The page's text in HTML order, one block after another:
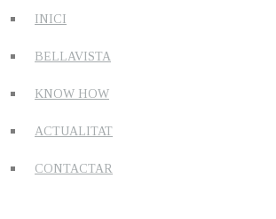
INICI
BELLAVISTA
KNOW HOW
ACTUALITAT
CONTACTAR